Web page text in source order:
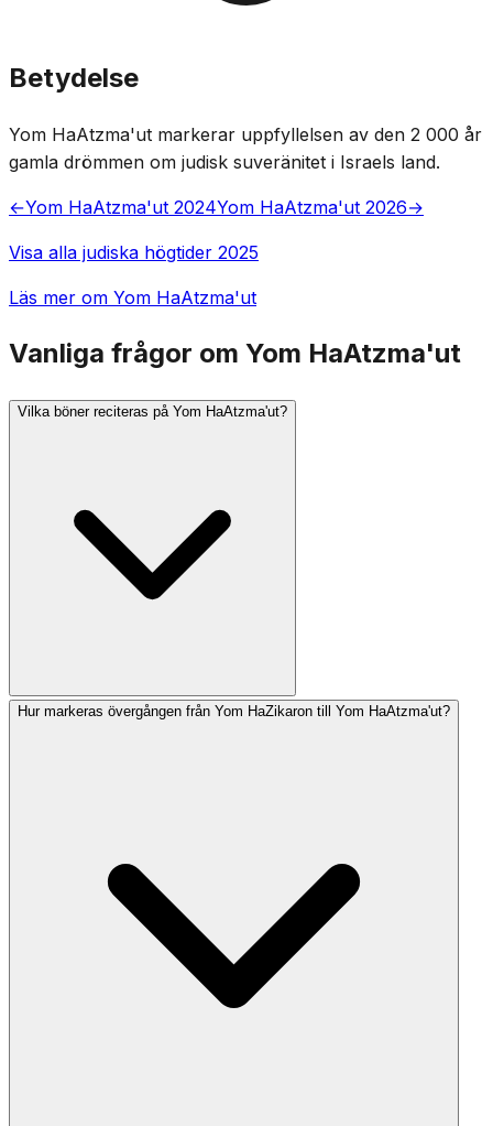
Betydelse
Yom HaAtzma'ut markerar uppfyllelsen av den 2 000 år
gamla drömmen om judisk suveränitet i Israels land.
←Yom HaAtzma'ut 2024Yom HaAtzma'ut 2026→
Visa alla judiska högtider 2025
Läs mer om Yom HaAtzma'ut
Vanliga frågor om Yom HaAtzma'ut
Vilka böner reciteras på Yom HaAtzma'ut?
Hur markeras övergången från Yom HaZikaron till Yom HaAtzma'ut?